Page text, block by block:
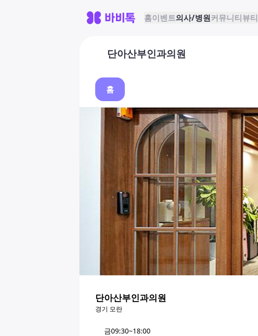
홈이벤트의사/병원커뮤니티뷰
단아산부인과의원
홈
단아산부인과의원
경기 모란
금09:30~18:00